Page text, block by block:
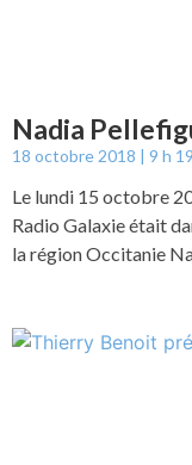
Nadia
18 octobre 2018 9 h 19
Le lundi 15 octobre
Radio Galaxie était
la région Occitanie